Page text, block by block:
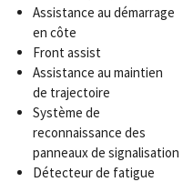
Assistance au démarrage
en côte
Front assist
Assistance au maintien
de trajectoire
Système de
reconnaissance des
panneaux de signalisation
Détecteur de fatigue